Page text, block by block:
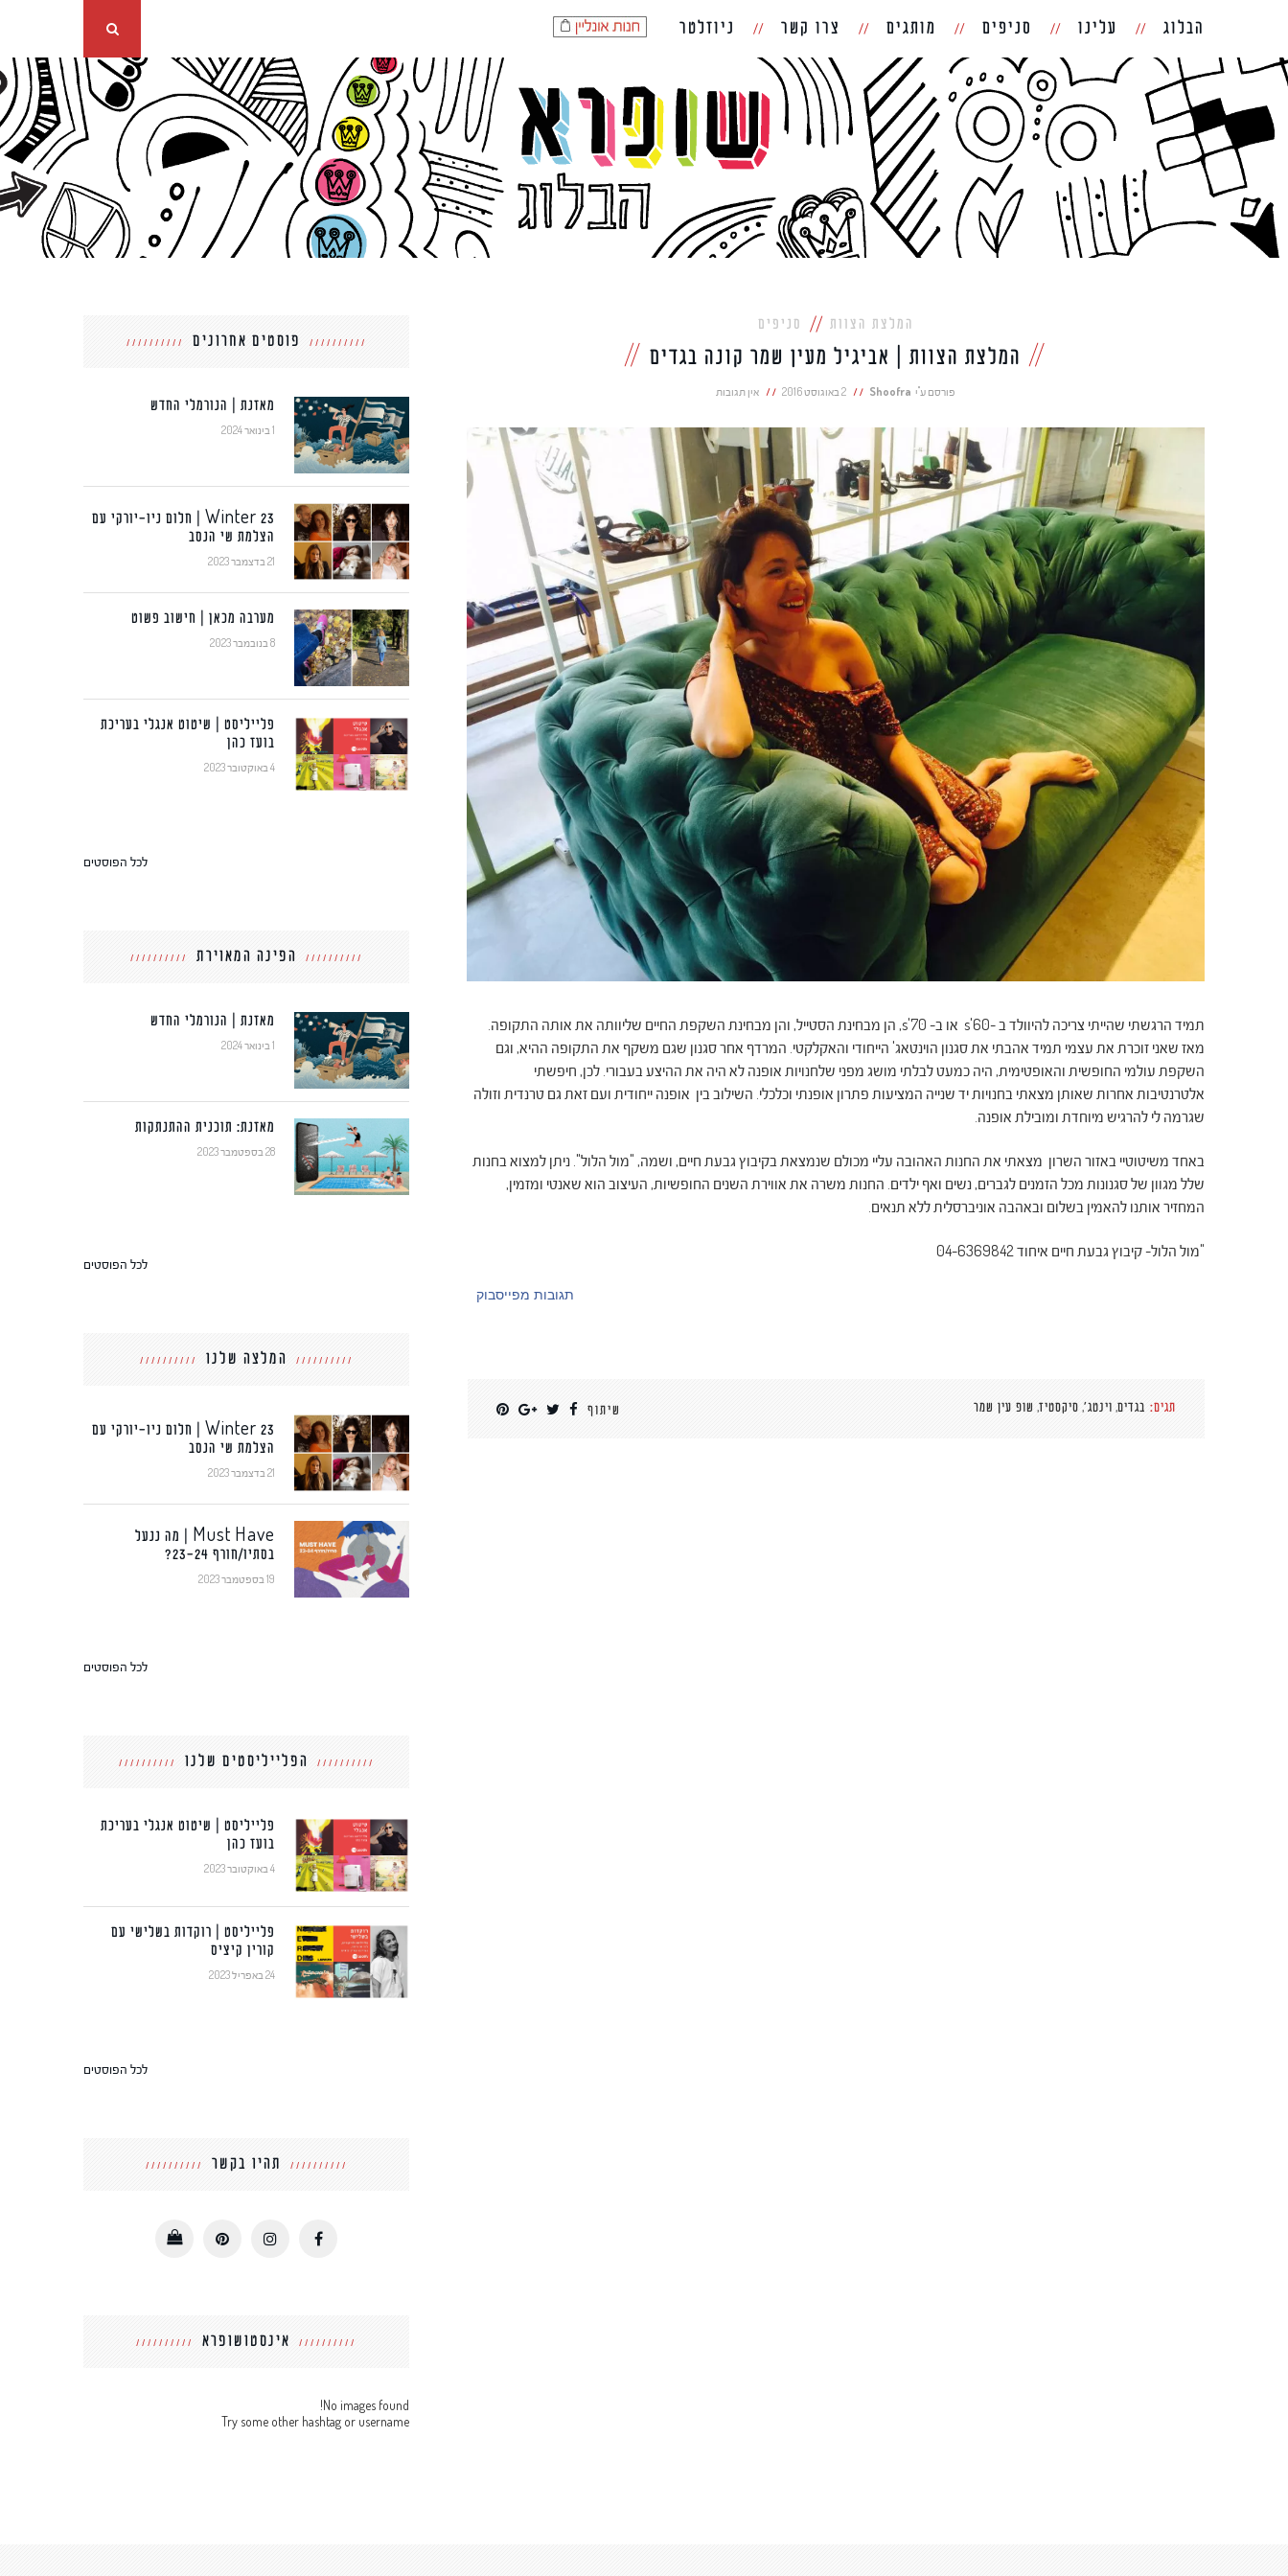
הבלוג עלינו סניפים מותגים צרו קשר ניוזלטר
המלצת הצוות סניפים
המלצת הצוות | אביגיל מעין שמר קונה בגדים
פורסם ע"י Shoofra 2 באוגוסט 2016 אין תגובות
תמיד הרגשתי שהייתי צריכה להיוולד ב -60's או ב- 70's, הן מבחינת הסטייל, והן מבחינת השקפת החיים שליוותה את אותה התקופה.
מאז שאני זוכרת את עצמי תמיד אהבתי את סגנון הוינטאג' הייחודי והאקלקטי. המרדף אחר סגנון שגם משקף את התקופה ההיא, וגם
השקפת עולמי החופשית והאופטימית, היה כמעט לבלתי מושג מפני שלחנויות אופנה לא היה את ההיצע בעבורי. לכן, חיפשתי
אלטרנטיבות אחרות שאותן מצאתי בחנויות יד שנייה המציעות פתרון אופנתי וכלכלי. השילוב בין אופנה ייחודית ועם זאת גם טרנדית וזולה
שגרמה לי להרגיש מיוחדת ומובילת אופנה.
באחד משיטוטיי באזור השרון מצאתי את החנות האהובה עליי מכולם שנמצאת בקיבוץ גבעת חיים, ושמה, "מול הלול". ניתן למצוא בחנות
שלל מגוון של סגנונות מכל הזמנים לגברים, נשים ואף ילדים. החנות משרה את אווירת השנים החופשיות, העיצוב הוא שאנטי ומזמין,
המחזיר אותנו להאמין בשלום ובאהבה אוניברסלית ללא תנאים.
"מול הלול- קיבוץ גבעת חיים איחוד 04-6369842
תגובות מפייסבוק
תגים: בגדים, וינטג', סיקסטיז, שופ עין שמר שיתוף
פוסטים אחרונים
מאזנת | הנורמלי החדש
1 בינואר 2024
Winter 23 | חלום ניו-יורקי עם
הצלמת שי הנסב
21 בדצמבר 2023
מערבה מכאן | חישוב פשוט
8 בנובמבר 2023
פלייליסט | שיטוט אנגלי בעריכת
בועז כהן
4 באוקטובר 2023
לכל הפוסטים
הפינה המאוירת
מאזנת | הנורמלי החדש
1 בינואר 2024
מאזנת: תוכנית ההתנתקות
28 בספטמבר 2023
לכל הפוסטים
המלצה שלנו
Winter 23 | חלום ניו-יורקי עם
הצלמת שי הנסב
21 בדצמבר 2023
Must Have | מה ננעל
בסתיו/חורף 23-24?
19 בספטמבר 2023
לכל הפוסטים
הפלייליסטים שלנו
פלייליסט | שיטוט אנגלי בעריכת
בועז כהן
4 באוקטובר 2023
פלייליסט | רוקדות בשלישי עם
קורין קיציס
24 באפריל 2023
לכל הפוסטים
תהיו בקשר
אינסטושופרא
No images found!
Try some other hashtag or username